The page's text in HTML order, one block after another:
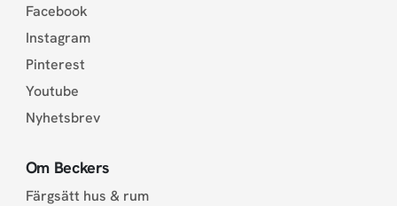
Facebook
Instagram
Pinterest
Youtube
Nyhetsbrev
Om Beckers
Färgsätt hus & rum